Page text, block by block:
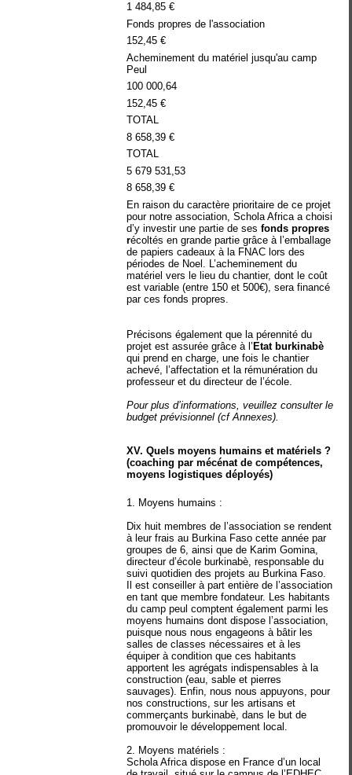
1 484,85 €
Fonds propres de l'association
152,45 €
Acheminement du matériel jusqu'au camp
Peul
100 000,64
152,45 €
TOTAL
8 658,39 €
TOTAL
5 679 531,53
8 658,39 €
En raison du caractère prioritaire de ce projet
pour notre association, Schola Africa a choisi
d’y investir une partie de sesfonds propres
récoltés en grande partie grâce à l’emballage
de papiers cadeaux à la FNAC lors des
périodes de Noel. L’acheminement du
matériel vers le lieu du chantier, dont le coût
est variable (entre 150 et 500€), sera financé
par ces fonds propres.
Précisons également que la pérennité du
projet est assurée grâce à l’Etat burkinabè
qui prend en charge, une fois le chantier
achevé, l’affectation et la rémunération du
professeur et du directeur de l’école.
Pour plus d’informations, veuillez consulter le
budget prévisionnel (cf Annexes).
XV. Quels moyens humains et matériels ?
(coaching par mécénat de compétences,
moyens logistiques déployés)
1. Moyens humains :
Dix huit membres de l’association se rendent
à leur frais au Burkina Faso cette année par
groupes de 6, ainsi que de Karim Gomina,
directeur d’école burkinabè, responsable du
suivi quotidien des projets au Burkina Faso.
Il est conseiller à part entière de l’association
en tant que membre fondateur. Les habitants
du camp peul comptent également parmi les
moyens humains dont dispose l’association,
puisque nous nous engageons à bâtir les
salles de classes nécessaires et à les
équiper à condition que ces habitants
apportent les agrégats indispensables à la
construction (eau, sable et pierres
sauvages). Enfin, nous nous appuyons, pour
nos constructions, sur les artisans et
commerçants burkinabè, dans le but de
promouvoir le développement local.
2. Moyens matériels :
Schola Africa dispose en France d’un local